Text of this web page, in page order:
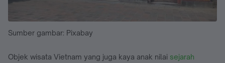
Sumber gambar: Pixabay
Objek wisata Vietnam yang juga kaya anak nilai sejarah